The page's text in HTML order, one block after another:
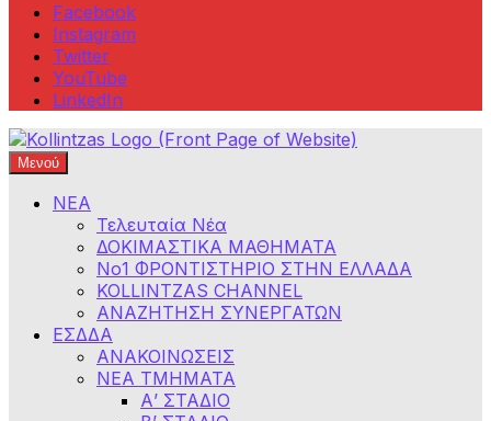
Facebook
Instagram
Twitter
YouTube
LinkedIn
Φροντιστήρια Κολλίντζα – Διαγωνισμοί Δημοσίου
ΕΣΔΔΑ – ΑΣΕΠ – ΑΑΔΕ – ΕΣΔΙ – ΥΠΕΞ
Μενού
ΝΕΑ
Τελευταία Νέα
ΔΟΚΙΜΑΣΤΙΚΑ ΜΑΘΗΜΑΤΑ
Νο1 ΦΡΟΝΤΙΣΤΗΡΙΟ ΣΤΗΝ ΕΛΛΑΔΑ
KOLLINTZAS CHANNEL
ΑΝΑΖΗΤΗΣΗ ΣΥΝΕΡΓΑΤΩΝ
ΕΣΔΔΑ
ΑΝΑΚΟΙΝΩΣΕΙΣ
ΝΕΑ ΤΜΗΜΑΤΑ
Α’ ΣΤΑΔΙΟ